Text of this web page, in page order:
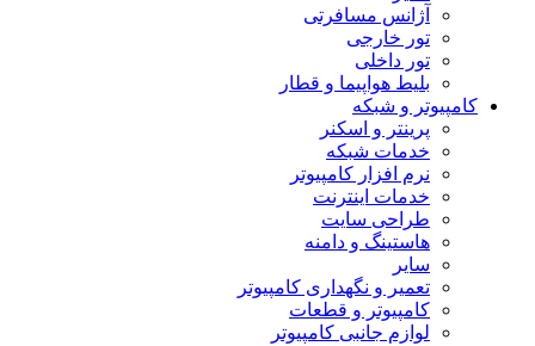
آژانس مسافرتی
تور خارجی
تور داخلی
بلیط هواپیما و قطار
کامپیوتر و شبکه
پرینتر و اسکنر
خدمات شبکه
نرم افزار کامپیوتر
خدمات اینترنت
طراحی سایت
هاستینگ و دامنه
سایر
تعمیر و نگهداری کامپیوتر
کامپیوتر و قطعات
لوازم جانبی کامپیوتر